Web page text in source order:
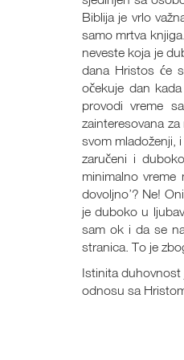
Biblija je vrlo
samo mrtva
neveste koja je
dana Hristos će
očekuje dan
provodi vreme
zainteresovana
svom mladoženji,
zaručeni i
minimalno
dovoljno’? Ne!
je duboko u
sam ok i da se
stranica. To je
Istinita
odnosu sa